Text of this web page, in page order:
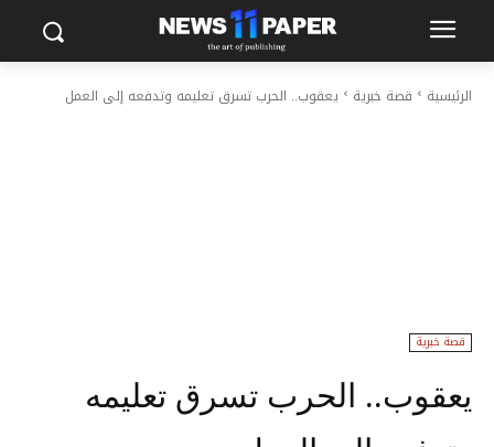
الرئيسية قصة خبرية يعقوب.. الحرب تسرق تعليمه وتدفعه إلى العمل
قصة خبرية
يعقوب.. الحرب تسرق تعليمه